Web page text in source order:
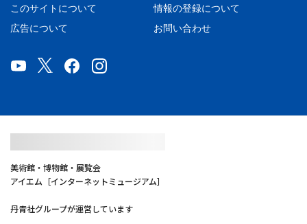
このサイトについて
情報の登録について
広告について
お問い合わせ
美術館・博物館・展覧会
アイエム［インターネットミュージアム］
丹青社グループが運営しています